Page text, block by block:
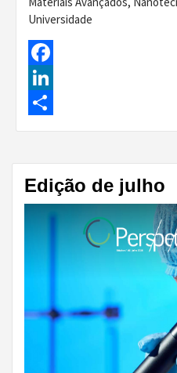
Universidade
Facebook
LinkedIn
Share
Edição de julho